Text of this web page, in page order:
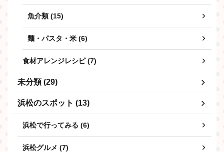
魚介類 (15)
麺・パスタ・米 (6)
食材アレンジレシピ (7)
未分類 (29)
浜松のスポット (13)
浜松で行ってみる (6)
浜松グルメ (7)